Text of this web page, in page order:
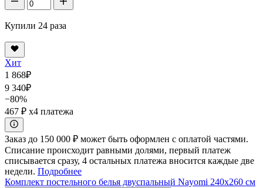
Купили 24 раза
Хит
1 868₽
9 340₽
−80%
467 ₽ x4 платежа
Заказ до 150 000 ₽ может быть оформлен с оплатой частями.
Списание происходит равными долями, первый платеж
списывается сразу, 4 остальных платежа вносится каждые две
недели. Подробнее
Комплект постельного белья двуспальный Nayomi 240x260 см